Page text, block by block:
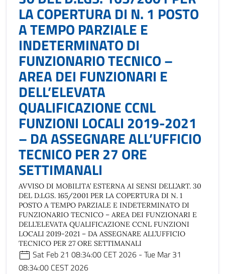
LA COPERTURA DI N. 1 POSTO
A TEMPO PARZIALE E
INDETERMINATO DI
FUNZIONARIO TECNICO –
AREA DEI FUNZIONARI E
DELL’ELEVATA
QUALIFICAZIONE CCNL
FUNZIONI LOCALI 2019-2021
– DA ASSEGNARE ALL’UFFICIO
TECNICO PER 27 ORE
SETTIMANALI
AVVISO DI MOBILITA’ ESTERNA AI SENSI DELL’ART. 30
DEL D.LGS. 165/2001 PER LA COPERTURA DI N. 1
POSTO A TEMPO PARZIALE E INDETERMINATO DI
FUNZIONARIO TECNICO – AREA DEI FUNZIONARI E
DELL’ELEVATA QUALIFICAZIONE CCNL FUNZIONI
LOCALI 2019-2021 – DA ASSEGNARE ALL’UFFICIO
TECNICO PER 27 ORE SETTIMANALI
Sat Feb 21 08:34:00 CET 2026 - Tue Mar 31
08:34:00 CEST 2026